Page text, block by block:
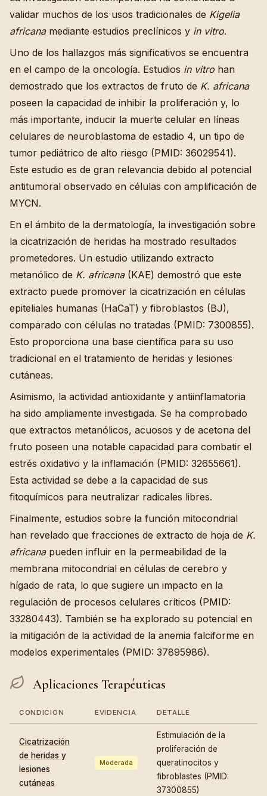
validar muchos de los usos tradicionales de Kigelia
africanamediante estudios preclínicos y in vitro.
Uno de los hallazgos más significativos se encuentra
en el campo de la oncología. Estudios in vitro han
demostrado que los extractos de fruto de K. africana
poseen la capacidad de inhibir la proliferación y, lo
más importante, inducir la muerte celular en líneas
celulares de neuroblastoma de estadio 4, un tipo de
tumor pediátrico de alto riesgo (PMID: 36029541).
Este estudio es de gran relevancia debido al potencial
antitumoral observado en células con amplificación de
MYCN.
En el ámbito de la dermatología, la investigación sobre
la cicatrización de heridas ha mostrado resultados
prometedores. Un estudio utilizando extracto
metanólico de K. africana(KAE) demostró que este
extracto puede promover la cicatrización en células
epiteliales humanas (HaCaT) y fibroblastos (BJ),
comparado con células no tratadas (PMID: 7300855).
Esto proporciona una base científica para su uso
tradicional en el tratamiento de heridas y lesiones
cutáneas.
Asimismo, la actividad antioxidante y antiinflamatoria
ha sido ampliamente investigada. Se ha comprobado
que extractos metanólicos, acuosos y de acetona del
fruto poseen una notable capacidad para combatir el
estrés oxidativo y la inflamación (PMID: 32655661).
Esta actividad se debe a la capacidad de sus
fitoquímicos para neutralizar radicales libres.
Finalmente, estudios sobre la función mitocondrial
han revelado que fracciones de extracto de hoja de K.
africanapueden influir en la permeabilidad de la
membrana mitocondrial en células de cerebro y
hígado de rata, lo que sugiere un impacto en la
regulación de procesos celulares críticos (PMID:
33280443). También se ha explorado su potencial en
la mitigación de la actividad de la anemia falciforme en
modelos experimentales (PMID: 37895986).
Aplicaciones Terapéuticas
CONDICIÓN EVIDENCIA DETALLE
Cicatrización
de heridas y
lesiones
cutáneas
Moderada
Estimulación de la
proliferación de
queratinocitos y
fibroblastes (PMID:
37300855)